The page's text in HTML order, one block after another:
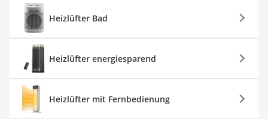
Heizlüfter Bad
Heizlüfter energiesparend
Heizlüfter mit Fernbedienung